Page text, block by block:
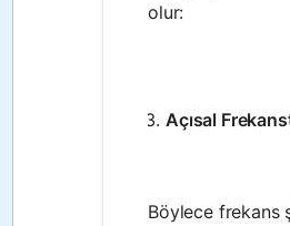
olur:
Açısal
Böylece frekans